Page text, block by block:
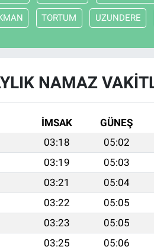
TORTUM UZUNDERE
NAMAZ
İMSAK GÜNEŞ
03:18 05:02
03:19 05:03
03:21 05:04
03:22 05:05
03:23 05:05
03:25 05:06